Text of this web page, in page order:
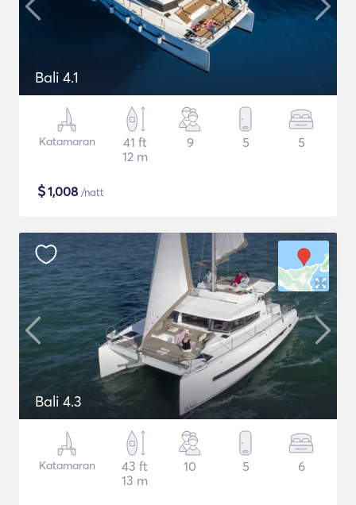
Bali 4.1
Katamaran
41 ft
12 m
9 5 5
$1,008 /natt
Bali 4.3
Katamaran
43 ft
13 m
10 5 6